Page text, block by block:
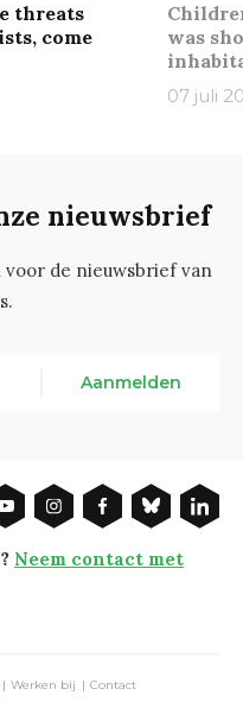
threats
come
was
07 juli
nieuwsbrief
voor de nieuwsbrief van
Aanmelden
Neem contact met
Werken bij Contact